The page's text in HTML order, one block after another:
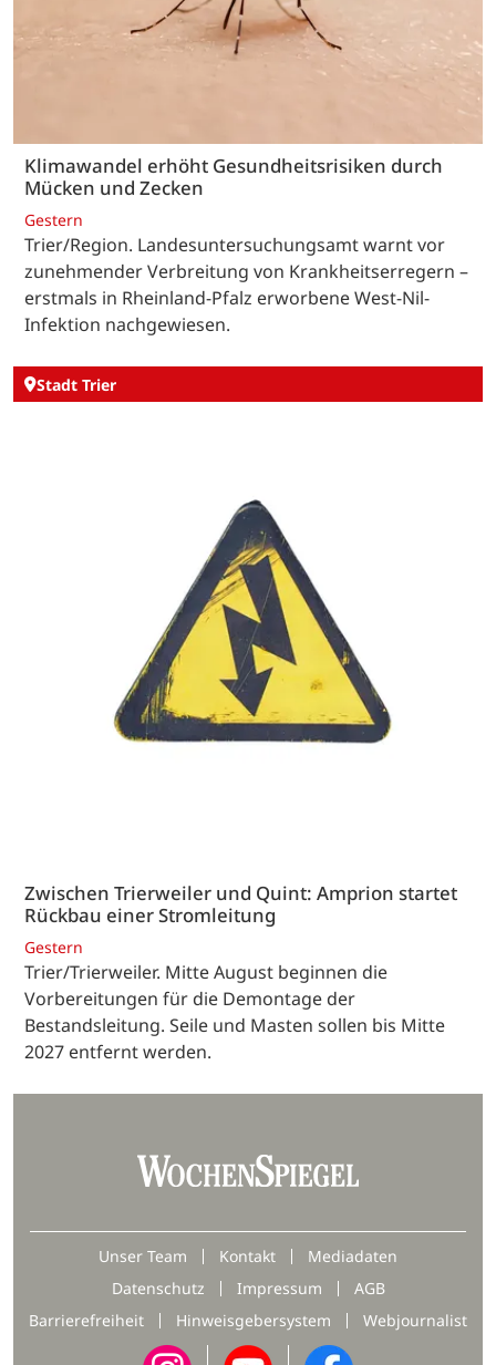
Klimawandel erhöht Gesundheitsrisiken durch
Mücken und Zecken
Gestern
Trier/Region. Landesuntersuchungsamt warnt vor
zunehmender Verbreitung von Krankheitserregern –
erstmals in Rheinland-Pfalz erworbene West-Nil-
Infektion nachgewiesen.
Stadt Trier
Zwischen Trierweiler und Quint: Amprion startet
Rückbau einer Stromleitung
Gestern
Trier/Trierweiler. Mitte August beginnen die
Vorbereitungen für die Demontage der
Bestandsleitung. Seile und Masten sollen bis Mitte
2027 entfernt werden.
Unser Team Kontakt
Mediadaten
Datenschutz
Impressum
AGB
Barrierefreiheit
Hinweisgebersystem Webjournalist